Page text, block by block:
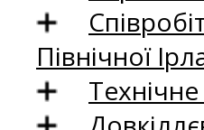
Північної